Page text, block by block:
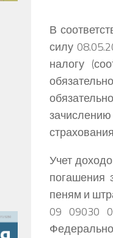
В
силу
налогу
Учет
погашения
пеням и
09 09030